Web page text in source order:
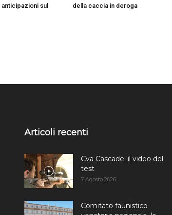
sul
della caccia in deroga
Articoli recenti
Cva Cascade: il video del
test
7 Agosto 2026
Comitato faunistico-